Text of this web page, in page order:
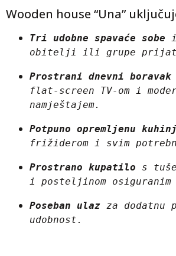
Wooden house “Una”
Tri udobne spavaće sobe
obitelji ili grupe
Prostrani dnevni boravak
flat-screen TV-om i
namještajem.
Potpuno opremljenu
frižiderom i svim
Prostrano kupatilo s
i posteljinom osiguranim
Poseban ulaz za dodatnu
udobnost.